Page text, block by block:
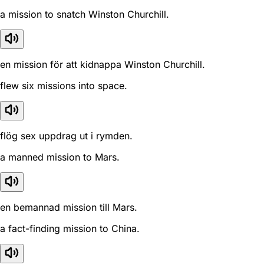
a mission to snatch Winston Churchill.
en mission för att kidnappa Winston Churchill.
flew six missions into space.
flög sex uppdrag ut i rymden.
a manned mission to Mars.
en bemannad mission till Mars.
a fact-finding mission to China.